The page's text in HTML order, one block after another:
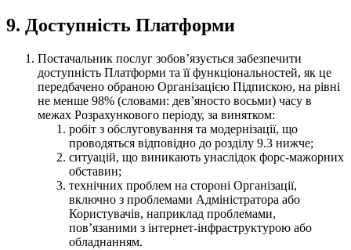
9. Доступність Платформи
Постачальник послуг зобовʼязується забезпечити
доступність Платформи та її функціональностей, як це
передбачено обраною Організацією Підпискою, на рівні
не менше 98% (словами: девʼяносто восьми) часу в
межах Розрахункового періоду, за винятком:
робіт з обслуговування та модернізації, що
проводяться відповідно до розділу 9.3 нижче;
ситуацій, що виникають унаслідок форс-мажорних
обставин;
технічних проблем на стороні Організації,
включно з проблемами Адміністратора або
Користувачів, наприклад проблемами,
повʼязаними з інтернет-інфраструктурою або
обладнанням.